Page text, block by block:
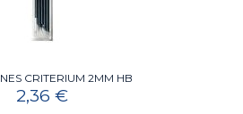
CRITERIUM 2MM HB
2,36 €